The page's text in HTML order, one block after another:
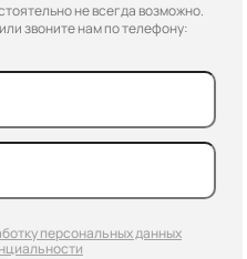
не всегда возможно.
звоните нам по телефону:
персональных данных